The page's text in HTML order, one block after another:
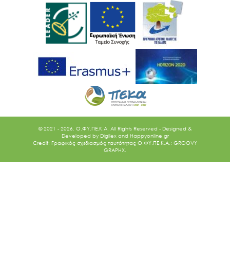
© 2021 - 2026. O.ΦΥ.ΠΕ.Κ.Α. All Rights Reserved - Designed &
Developed by Digilex and Happyonline.gr
Credit: Γραφικός σχεδιασμός ταυτότητας Ο.ΦΥ.ΠΕ.Κ.Α.: GROOVY
GRAPHX.